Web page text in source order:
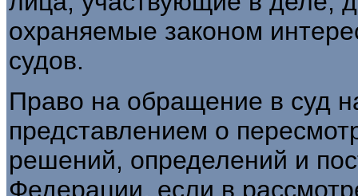
охраняемые законом
судов.
Право на обращение в суд
представлением о
решений, определений и
Федерации, если в